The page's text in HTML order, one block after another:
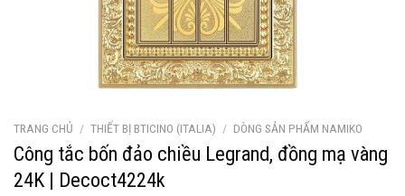
TRANG CHỦ / THIẾT BỊ BTICINO (ITALIA) / DÒNG SẢN PHẨM NAMIKO
Công tắc bốn đảo chiều Legrand, đồng mạ vàng
24K | Decoct4224k